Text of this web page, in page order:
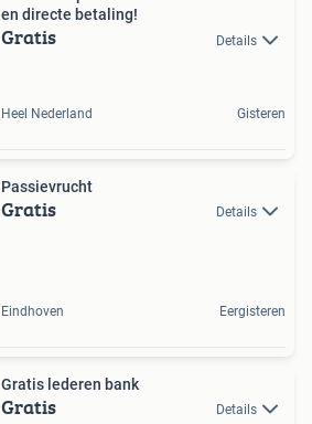
en directe betaling!
Gratis Details
Heel Nederland Gisteren
Passievrucht
Gratis Details
Eindhoven Eergisteren
Gratis lederen bank
Gratis Details